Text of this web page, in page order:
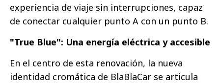
experiencia de viaje sin interrupciones, capaz
de conectar cualquier punto A con un punto B.
"True Blue": Una energía eléctrica y accesible
En el centro de esta renovación, la nueva
identidad cromática de BlaBlaCar se articula